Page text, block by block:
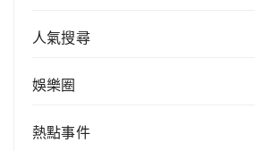
人氣搜尋
娛樂圈
熱點事件